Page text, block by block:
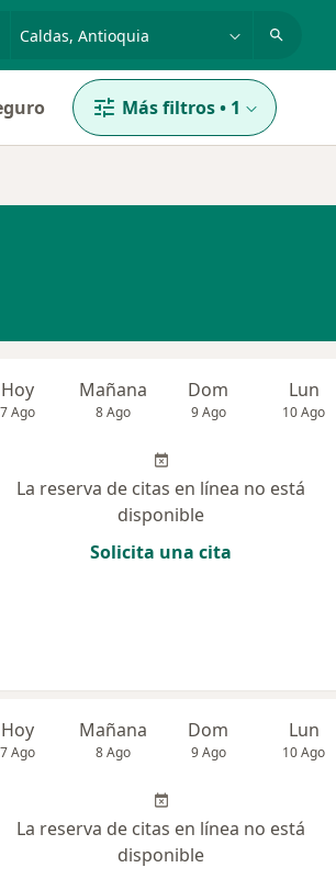
Más filtros• 1
Hoy
7 Ago
Mañana
8 Ago
Dom
9 Ago
Lun
10 Ago
La reserva de citas en línea no está
disponible
Solicita una cita
Hoy
7 Ago
Mañana
8 Ago
Dom
9 Ago
Lun
10 Ago
La reserva de citas en línea no está
disponible